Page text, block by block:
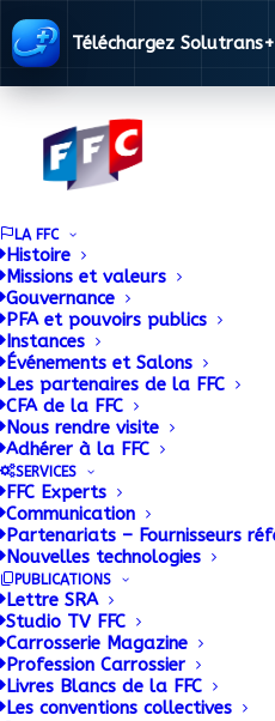
Téléchargez Solutrans+
LA FFC
Histoire
Missions et valeurs
Gouvernance
PFA et pouvoirs publics
Instances
Événements et Salons
Les partenaires de la FFC
CFA de la FFC
Nous rendre visite
Adhérer à la FFC
SERVICES
FFC Experts
Communication
Partenariats – Fournisseurs
Nouvelles technologies
PUBLICATIONS
Lettre SRA
Studio TV FFC
Carrosserie Magazine
Profession Carrossier
Livres Blancs de la FFC
Les conventions collectives
Info Flash
Avril 2016
13 DÉCEMBRE 2016
REPARATEURS.ORG